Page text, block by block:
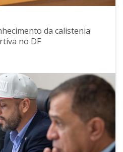
da calistenia
no DF